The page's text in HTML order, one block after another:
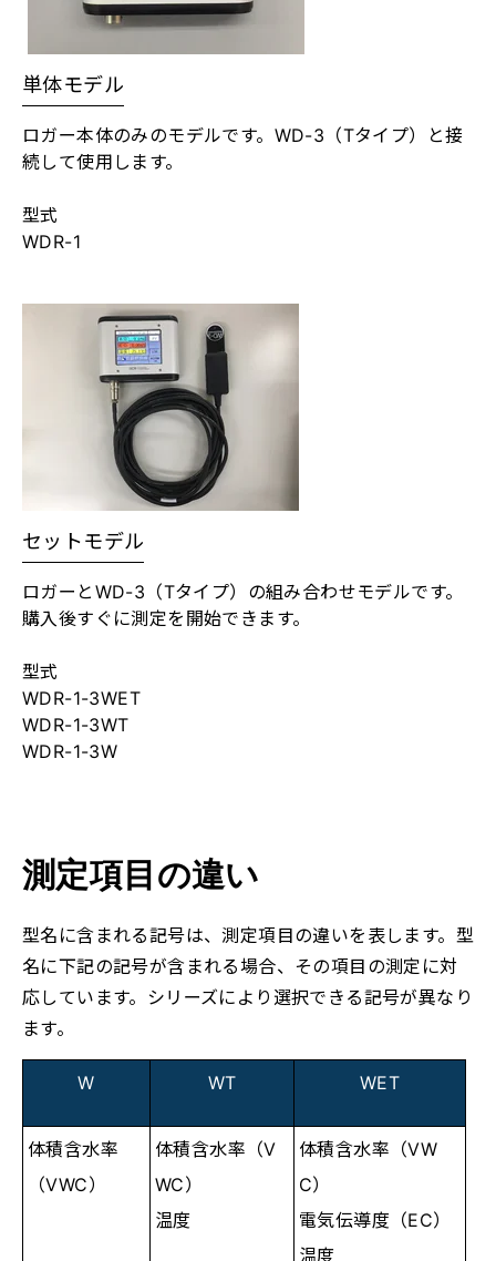
単体モデル
ロガー本体のみのモデルです。WD-3（Tタイプ）と接
続して使用します。
型式
WDR-1
セットモデル
ロガーとWD-3（Tタイプ）の組み合わせモデルです。
購入後すぐに測定を開始できます。
型式
WDR-1-3WET
WDR-1-3WT
WDR-1-3W
測定項目の違い
型名に含まれる記号は、測定項目の違いを表します。型
名に下記の記号が含まれる場合、その項目の測定に対
応しています。シリーズにより選択できる記号が異なり
ます。
W WT WET
体積含水率
（VWC）
体積含水率（V
WC）
温度
体積含水率（VW
C）
電気伝導度（EC）
温度